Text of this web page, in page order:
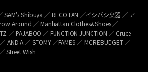
SAM’s Shibuya ／ RECO FAN ／イシバシ楽器 ／ ア
Around ／ Manhattan Clothes&Shoes ／
／ PAJABOO ／ FUNCTION JUNCTION ／ Cruce
AND A ／ STOMY ／FAMES ／ MOREBUDGET ／
Street Wish